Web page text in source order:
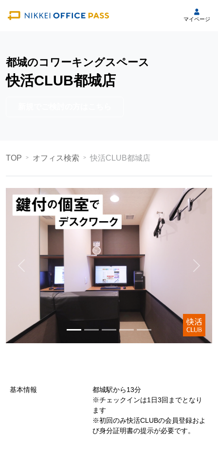
マイページ
都城のコワーキングスペース
快活CLUB都城店
TOP オフィス検索 快活CLUB都城店
基本情報
都城駅から13分
※チェックインは1日3回までとなり
ます
※初回のみ快活CLUBの会員登録およ
び身分証明書の提示が必要です。